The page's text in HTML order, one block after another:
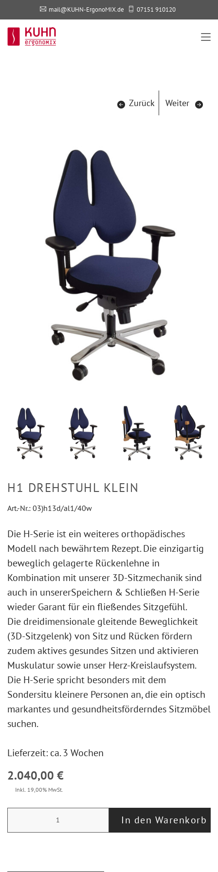
mail@KUHN-ErgonoMIX.de 07151 910120
Zurück Weiter
H1 DREHSTUHL KLEIN
Art.-Nr.: 03)h13d/al1/40w
Die H-Serie ist ein weiteres orthopädisches
Modell nach bewährtem Rezept. Die einzigartig
beweglich gelagerte Rückenlehne in
Kombination mit unserer 3D-Sitzmechanik sind
auch in unsererSpeichern & Schließen H-Serie
wieder Garant für ein fließendes Sitzgefühl.
Die dreidimensionale gleitende Beweglichkeit
(3D-Sitzgelenk) von Sitz und Rücken fördern
zudem aktives gesundes Sitzen und aktivieren
Muskulatur sowie unser Herz-Kreislaufsystem.
Die H-Serie spricht besonders mit dem
Sondersitu kleinere Personen an, die ein optisch
markantes und gesundheitsförderndes Sitzmöbel
suchen.
Lieferzeit: ca. 3 Wochen
2.040,00 €
Inkl. 19,00% MwSt.
In den Warenkorb